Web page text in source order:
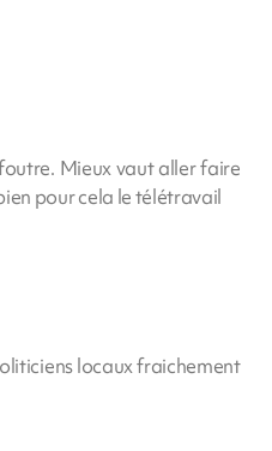
Mieux vaut aller faire
pour cela le télétravail
locaux fraichement